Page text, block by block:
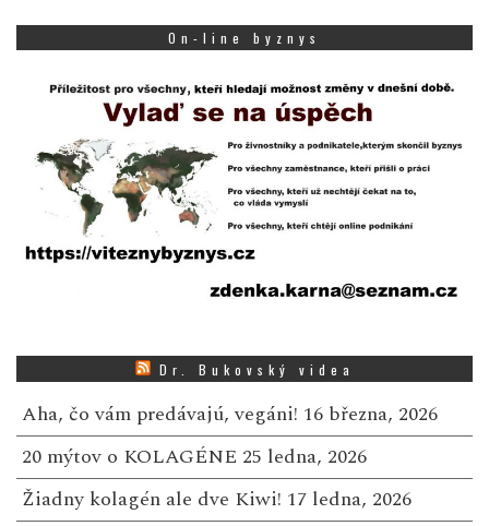
On-line byznys
Dr. Bukovský videa
Aha, čo vám predávajú, vegáni! 16 března, 2026
20 mýtov o KOLAGÉNE 25 ledna, 2026
Žiadny kolagén ale dve Kiwi! 17 ledna, 2026